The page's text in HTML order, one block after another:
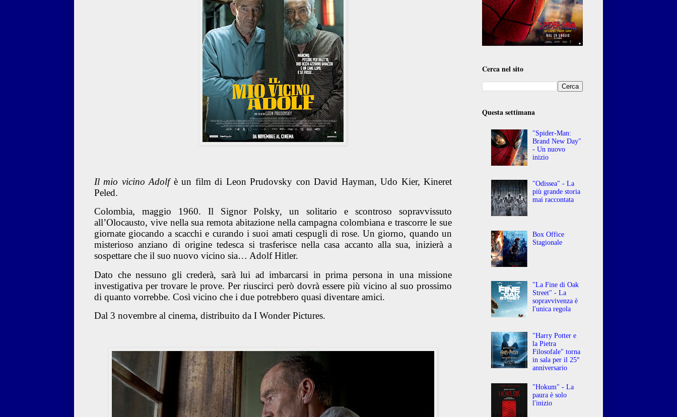
Il mio vicino Adolf è un film di Leon Prudovsky con David Hayman, Udo Kier, Kineret
Peled.
Colombia, maggio 1960. Il Signor Polsky, un solitario e scontroso sopravvissuto
all’Olocausto, vive nella sua remota abitazione nella campagna colombiana e trascorre le sue
giornate giocando a scacchi e curando i suoi amati cespugli di rose. Un giorno, quando un
misterioso anziano di origine tedesca si trasferisce nella casa accanto alla sua, inizierà a
sospettare che il suo nuovo vicino sia… Adolf Hitler.
Dato che nessuno gli crederà, sarà lui ad imbarcarsi in prima persona in una missione
investigativa per trovare le prove. Per riuscirci però dovrà essere più vicino al suo prossimo
di quanto vorrebbe. Così vicino che i due potrebbero quasi diventare amici.
Dal 3 novembre al cinema, distribuito da I Wonder Pictures.
Cerca nel sito
Questa settimana
"Spider-Man:
Brand New Day"
- Un nuovo
inizio
"Odissea" - La
più grande storia
mai raccontata
Box Office
Stagionale
"La Fine di Oak
Street" - La
sopravvivenza è
l'unica regola
"Harry Potter e
la Pietra
Filosofale" torna
in sala per il 25°
anniversario
"Hokum" - La
paura è solo
l'inizio